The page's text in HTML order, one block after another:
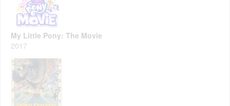
My Little Pony: The Movie
2017